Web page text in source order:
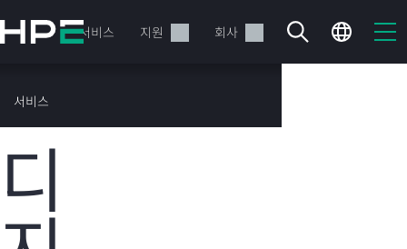
요
건
너
기
제품 서비스 지원 회사
서비스
HPE 고객 성공
디